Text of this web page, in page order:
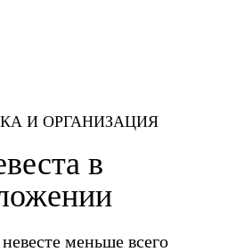
И ОРГАНИЗАЦИЯ
в
меньше всего